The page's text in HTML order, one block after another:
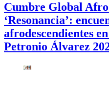
Cumbre Global
‘Resonancia’:
afrodescendientes
Petronio Álvarez